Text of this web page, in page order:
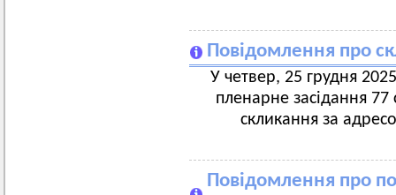
Повідомлення про
У четвер, 25 грудня
пленарне засідання 77
скликання за
Повідомлення про